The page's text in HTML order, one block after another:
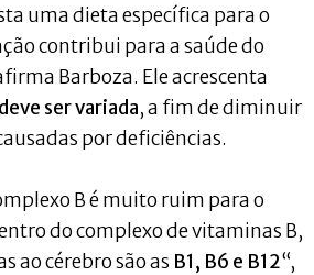
uma dieta específica para o
contribui para a saúde do
Barboza. Ele acrescenta
ser variada, a fim de diminuir
por deficiências.
B é muito ruim para o
do complexo de vitaminas B,
ao cérebro são as B1, B6 e B12“,